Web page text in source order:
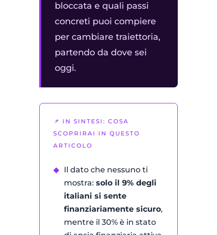
bloccata e quali passi
concreti puoi compiere
per cambiare traiettoria,
partendo da dove sei
oggi.
📌 IN SINTESI: COSA
SCOPRIRAI IN QUESTO
ARTICOLO
◆ Il dato che nessuno ti
mostra: solo il 9% degli
italiani si sente
finanziariamente sicuro,
mentre il 30% è in stato